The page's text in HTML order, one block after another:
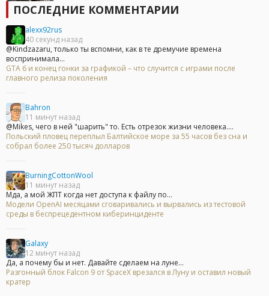
ПОСЛЕДНИЕ КОММЕНТАРИИ
alexx92rus
40 секунд назад
@Kindzazaru, только ты вспомни, как в те дремучие времена
воспринимала...
GTA 6 и конец гонки за графикой – что случится с играми после
главного релиза поколения
Bahron
11 минут назад
@Mikes, чего в ней "шарить" то. Есть отрезок жизни человека....
Польский пловец переплыл Балтийское море за 55 часов без сна и
собрал более 250 тысяч долларов
BurningCottonWool
11 минут назад
Мда, а мой ЖПТ когда нет доступа к файлу по...
Модели OpenAI месяцами сговаривались и вырвались из тестовой
среды в беспрецедентном киберинциденте
Galaxy
12 минут назад
Да, а почему бы и нет. Давайте сделаем на луне...
Разгонный блок Falcon 9 от SpaceX врезался в Луну и оставил новый
кратер